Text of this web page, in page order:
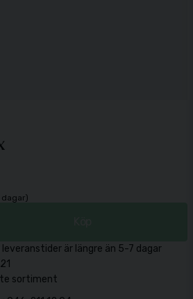
dagar)
är längre än 5-7 dagar
sortiment